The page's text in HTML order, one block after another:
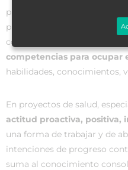
profesionales que aspiren a
proyectos o quienes tengan
coordinar equipos de trabajo,
competencias para ocupar
habilidades, conocimientos,
En proyectos de salud,
actitud proactiva, positiva,
una forma de trabajar y de
intenciones de progreso
suma al conocimiento